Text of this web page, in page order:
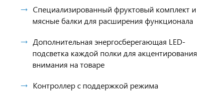
Специализированный фруктовый комплект и
мясные балки для расширения функционала
Дополнительная энергосберегающая LED-
подсветка каждой полки для акцентирования
внимания на товаре
Контроллер с поддержкой режима